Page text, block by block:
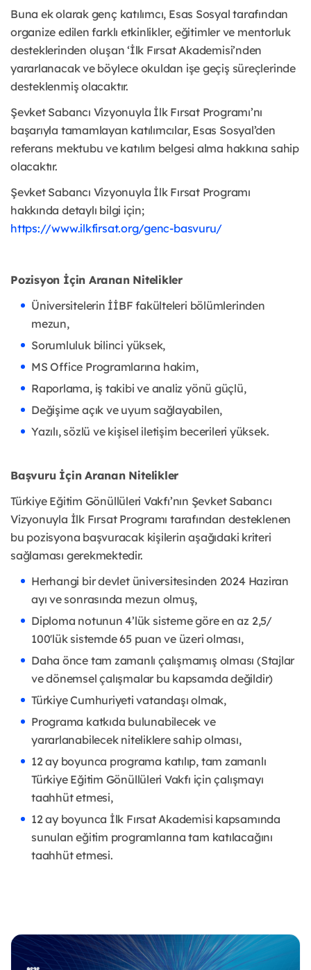
Buna ek olarak genç katılımcı, Esas Sosyal tarafından
organize edilen farklı etkinlikler, eğitimler ve mentorluk
desteklerinden oluşan ‘İlk Fırsat Akademisi’nden
yararlanacak ve böylece okuldan işe geçiş süreçlerinde
desteklenmiş olacaktır.
Şevket Sabancı Vizyonuyla İlk Fırsat Programı’nı
başarıyla tamamlayan katılımcılar, Esas Sosyal’den
referans mektubu ve katılım belgesi alma hakkına sahip
olacaktır.
Şevket Sabancı Vizyonuyla İlk Fırsat Programı
hakkında detaylı bilgi için;
https://www.ilkfirsat.org/genc-basvuru/
Pozisyon İçin Aranan Nitelikler
Üniversitelerin İİBF fakülteleri bölümlerinden
mezun,
Sorumluluk bilinci yüksek,
MS Office Programlarına hakim,
Raporlama, iş takibi ve analiz yönü güçlü,
Değişime açık ve uyum sağlayabilen,
Yazılı, sözlü ve kişisel iletişim becerileri yüksek.
Başvuru İçin Aranan Nitelikler
Türkiye Eğitim Gönüllüleri Vakfı’nın Şevket Sabancı
Vizyonuyla İlk Fırsat Programı tarafından desteklenen
bu pozisyona başvuracak kişilerin aşağıdaki kriteri
sağlaması gerekmektedir.
Herhangi bir devlet üniversitesinden 2024 Haziran
ayı ve sonrasında mezun olmuş,
Diploma notunun 4’lük sisteme göre en az 2,5/
100'lük sistemde 65 puan ve üzeri olması,
Daha önce tam zamanlı çalışmamış olması (Stajlar
ve dönemsel çalışmalar bu kapsamda değildir)
Türkiye Cumhuriyeti vatandaşı olmak,
Programa katkıda bulunabilecek ve
yararlanabilecek niteliklere sahip olması,
12 ay boyunca programa katılıp, tam zamanlı
Türkiye Eğitim Gönüllüleri Vakfı için çalışmayı
taahhüt etmesi,
12 ay boyunca İlk Fırsat Akademisi kapsamında
sunulan eğitim programlarına tam katılacağını
taahhüt etmesi.